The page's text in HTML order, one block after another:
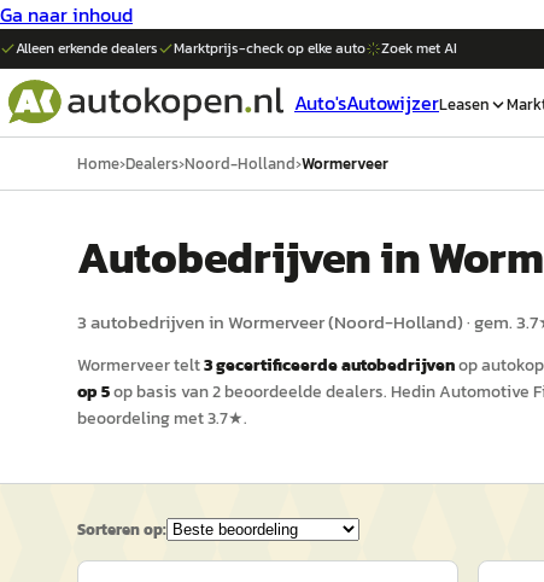
Ga naar inhoud
Alleen erkende dealers Marktprijs-check op elkeauto Zoek met AI
Auto'sAutowijzerLeasen
Home›Dealers›Noord-Holland›Wormerveer
Autobedrijven in
3autobedrijven inWormerveer(Noord-Holland)· gem.3.7
Wormerveertelt3gecertificeerdeautobedrijvenop
op 5op basis van2beoordeelde dealers. Hedin Automotive
beoordeling met3.7★.
Sorteren op: